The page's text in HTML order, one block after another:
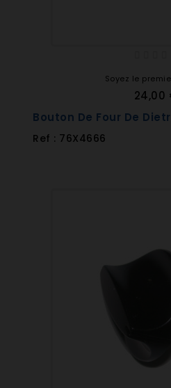
Soyez le
24,00
Bouton De Four De
Ref : 76X4666